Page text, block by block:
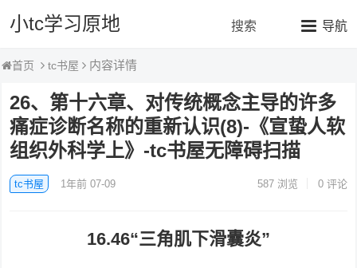
小tc学习原地 导航
搜索
首页 tc书屋 内容详情
26、第十六章、对传统概念主导的许多
痛症诊断名称的重新认识(8)-《宣蛰人软
组织外科学上》-tc书屋无障碍扫描
tc书屋 1年前 07-09 587浏览 0 评论
16.46“三角肌下滑囊炎”